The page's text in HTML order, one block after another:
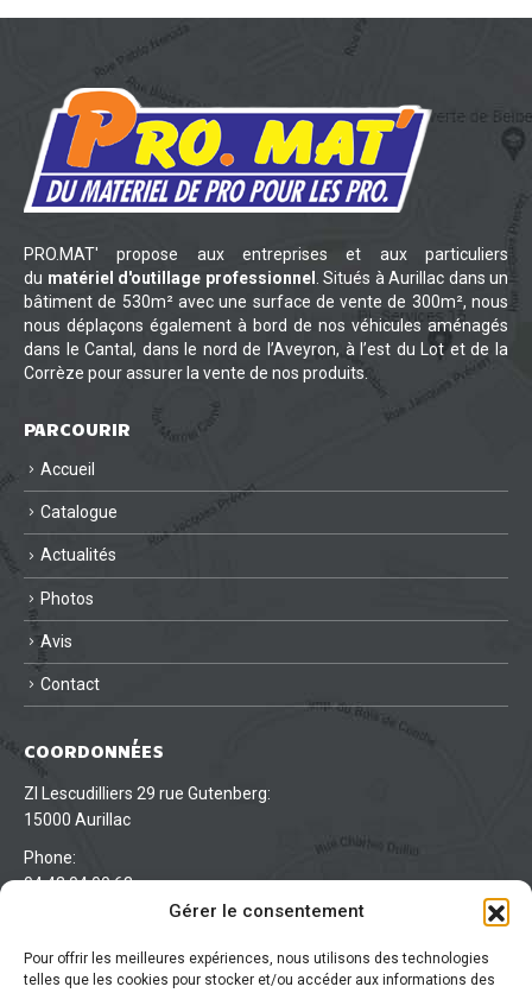
Gérer le consentement
Pour offrir les meilleures expériences, nous utilisons des technologies
telles que les cookies pour stocker et/ou accéder aux informations des
PRO.MAT' propose aux entreprises et aux particuliers
du matériel d'outillage professionnel
. Situés à Aurillac dans un
bâtiment de 530m² avec une surface de vente de 300m², nous
nous déplaçons également à bord de nos véhicules aménagés
dans le Cantal, dans le nord de l’Aveyron, à l’est du Lot et de la
Corrèze pour assurer la vente de nos produits.
PARCOURIR
Accueil
Catalogue
Actualités
Photos
Avis
Contact
COORDONNÉES
ZI Lescudilliers 29 rue Gutenberg:
15000 Aurillac
Phone:
04 43 04 00 63
Lun - Ven : 7:00 - 18:00: